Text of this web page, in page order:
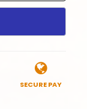
SECURE PAY